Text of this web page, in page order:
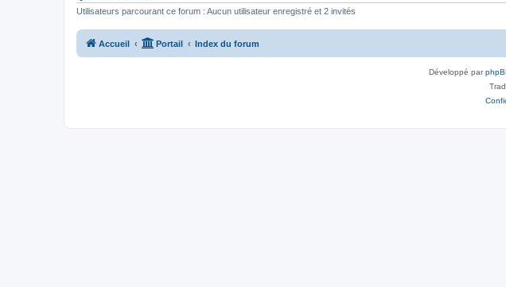
Utilisateurs parcourant ce forum : Aucun utilisateur enregistré et 2 invités
Accueil Portail Index du forum
Développé par